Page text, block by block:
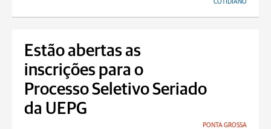
COTIDIANO
Estão abertas as
inscrições para o
Processo Seletivo Seriado
da UEPG
PONTA GROSSA